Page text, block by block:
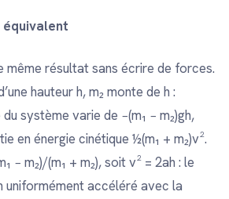
équivalent
même résultat sans écrire de forces.
hauteur h, m₂ monte de h :
système varie de −(m₁ − m₂)gh,
en énergie cinétique ½(m₁ + m₂)v².
− m₂)/(m₁ + m₂), soit v² = 2ah : le
uniformément accéléré avec la